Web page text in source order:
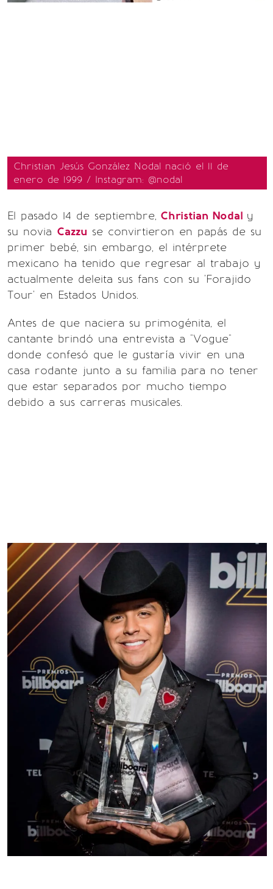
Christian Jesús González Nodal nació el 11 de
enero de 1999 / Instagram: @nodal
El pasado 14 de septiembre, Christian Nodal y
su novia Cazzu se convirtieron en papás de su
primer bebé, sin embargo, el intérprete
mexicano ha tenido que regresar al trabajo y
actualmente deleita sus fans con su 'Forajido
Tour' en Estados Unidos.
Antes de que naciera su primogénita, el
cantante brindó una entrevista a "Vogue"
donde confesó que le gustaría vivir en una
casa rodante junto a su familia para no tener
que estar separados por mucho tiempo
debido a sus carreras musicales.